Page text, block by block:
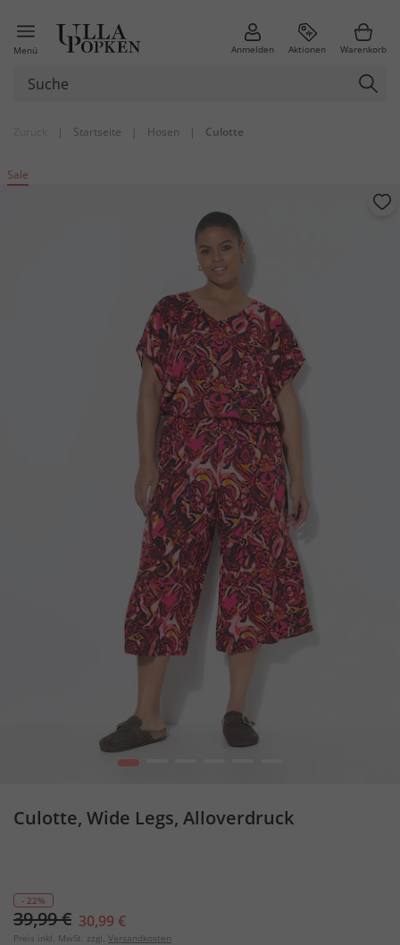
Menü Anmelden Aktionen Warenkorb
| Startseite | Hosen | Culotte
Sale
1
Culotte, Wide Legs, Alloverdruck
- 22%
39,99 € 30,99 €
Preis inkl. MwSt. zzgl. Versandkosten